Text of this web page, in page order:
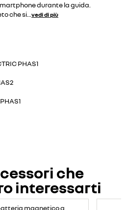
durante la guida.
che si...vedi di più
PHAS1
che
interessarti
magnetico a